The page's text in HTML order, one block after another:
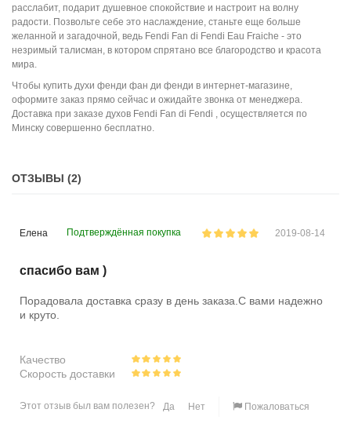
расслабит, подарит душевное спокойствие и настроит на волну
радости. Позвольте себе это наслаждение, станьте еще больше
желанной и загадочной, ведь Fendi Fan di Fendi Eau Fraiche - это
незримый талисман, в котором спрятано все благородство и красота
мира.
Чтобы купить духи фенди фан ди фенди в интернет-магазине,
оформите заказ прямо сейчас и ожидайте звонка от менеджера.
Доставка при заказе духов Fendi Fan di Fendi , осуществляется по
Минску совершенно бесплатно.
ОТЗЫВЫ (2)
Елена Подтверждённая покупка 2019-08-14
спасибо вам )
Порадовала доставка сразу в день заказа.С вами надежно
и круто.
Качество
Скорость доставки
Этот отзыв был вам полезен? Да Нет Пожаловаться